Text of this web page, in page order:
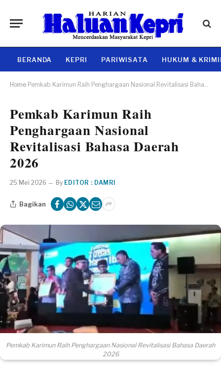
BERANDA KEPRI PARIWISATA HUKUM &
Home Pemkab Karimun Raih Penghargaan Nasional Revitalisasi Bahasa Daerah 2026
Pemkab Karimun Raih
Penghargaan Nasional
Revitalisasi Bahasa Daerah
2026
25 Mei 2026 By EDITOR : DAMRI
Bagikan
Pemkab Karimun Raih Penghargaan Nasional Revitalisasi Bahasa Daerah
2026